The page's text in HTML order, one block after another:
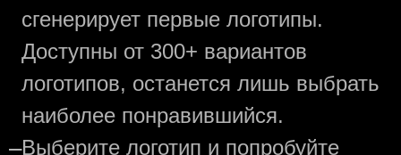
сгенерирует первые логотипы.
Доступны от 300+ вариантов
логотипов, останется лишь выбрать
наиболее понравившийся.
—Выберите логотип и попробуйте